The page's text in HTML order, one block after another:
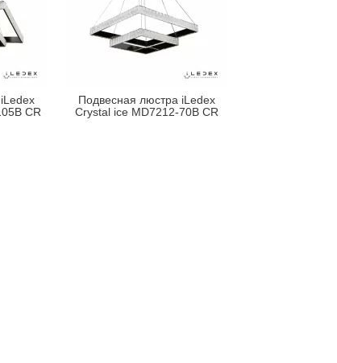
CR
Подвесная люстра iLedex
Crystal ice MD7212-70B CR